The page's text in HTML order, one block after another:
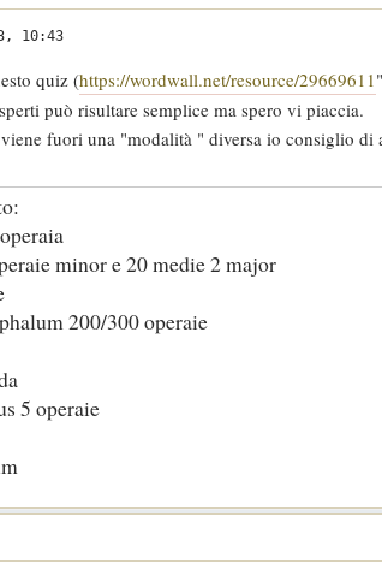
10:43
quiz (https://wordwall.net/resource/29669611
può risultare semplice ma spero vi piaccia.
fuori una "modalità " diversa io consiglio di
minor e 20 medie 2 major
200/300 operaie
5 operaie